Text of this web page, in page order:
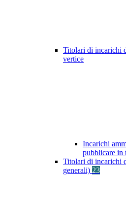
Titolari di incarichi
vertice
Incarichi
pubblicare in
Titolari di incarichi
generali) 23